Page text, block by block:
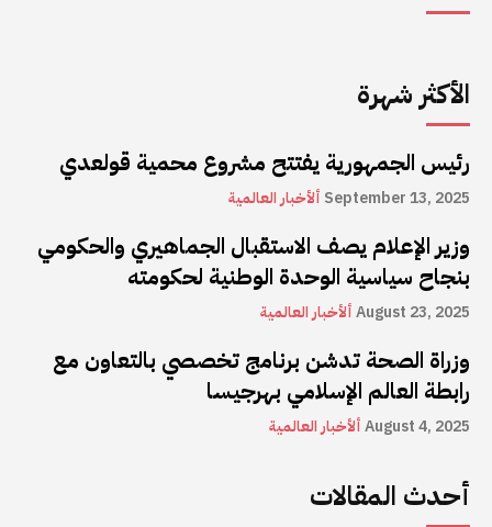
الأكثر شهرة
رئيس الجمهورية يفتتح مشروع محمية قولعدي
ألأخبار العالمية September 13, 2025
وزير الإعلام يصف الاستقبال الجماهيري والحكومي
بنجاح سياسية الوحدة الوطنية لحكومته
ألأخبار العالميةAugust 23, 2025
وزراة الصحة تدشن برنامج تخصصي بالتعاون مع
رابطة العالم الإسلامي بهرجيسا
ألأخبار العالميةAugust 4, 2025
أحدث المقالات